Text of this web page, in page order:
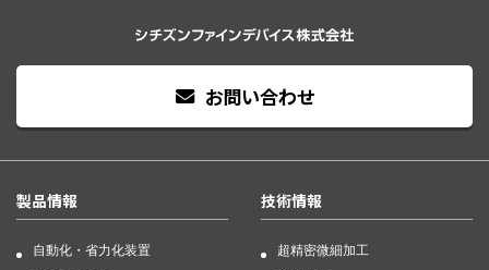
お問い合わせ
製品情報
自動化・省力化装置
技術情報
超精密微細加工